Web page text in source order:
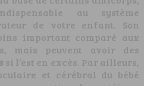
au système
de votre enfant. Son
important comparé aux
mais peuvent avoir des
si l’est en excès. Par ailleurs,
et cérébral du bébé